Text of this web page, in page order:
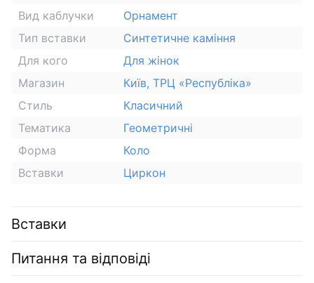
Вид каблучки
Орнамент
Тип вставки
Синтетичне каміння
Для кого
Для жінок
Магазин
Київ, ТРЦ «Республіка»
Стиль
Класичний
Тематика
Геометричні
Форма
Коло
Вставки
Циркон
Вставки
Питання та відповіді